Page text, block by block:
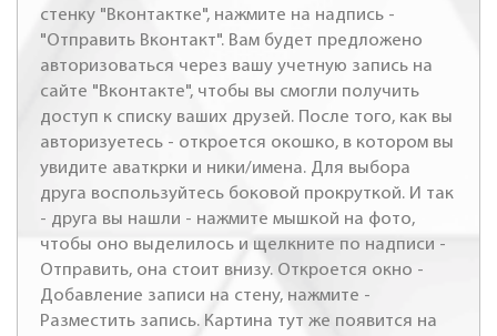
стенку "Вконтактке", нажмите на надпись -
"Отправить Вконтакт". Вам будет предложено
авторизоваться через вашу учетную запись на
сайте "Вконтакте", чтобы вы смогли получить
доступ к списку ваших друзей. После того, как вы
авторизуетесь - откроется окошко, в котором вы
увидите аваткрки и ники/имена. Для выбора
друга воспользуйтесь боковой прокруткой. И так
- друга вы нашли - нажмите мышкой на фото,
чтобы оно выделилось и щелкните по надписи -
Отправить, она стоит внизу. Откроется окно -
Добавление записи на стену, нажмите -
Разместить запись. Картина тут же появится на